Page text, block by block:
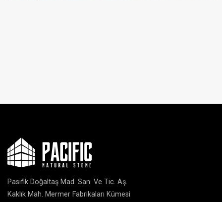
Pasifik Doğaltaş Mad. San. Ve Tic. Aş.
Kaklık Mah. Mermer Fabrikaları Kümesi